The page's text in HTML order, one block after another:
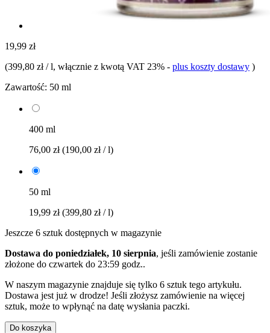
19,99 zł
(399,80 zł / l, włącznie z kwotą VAT 23% - plus koszty dostawy )
Zawartość: 50 ml
400 ml
76,00 zł(190,00 zł / l)
50 ml
19,99 zł(399,80 zł / l)
Jeszcze 6 sztuk dostępnych w magazynie
Dostawa do poniedziałek, 10 sierpnia, jeśli zamówienie zostanie
złożone do czwartek do 23:59 godz..
W naszym magazynie znajduje się tylko 6 sztuk tego artykułu.
Dostawa jest już w drodze! Jeśli złożysz zamówienie na więcej
sztuk, może to wpłynąć na datę wysłania paczki.
Do koszyka